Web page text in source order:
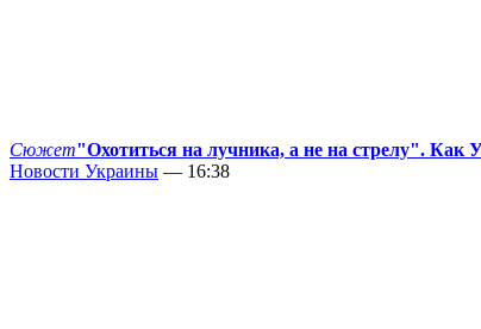
Сюжет"Охотиться на лучника, а не на стрелу". Как
Новости Украины — 16:38